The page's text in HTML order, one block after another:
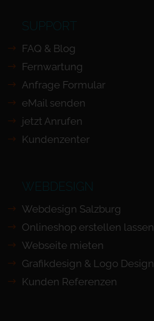
SUPPORT
FAQ & Blog
Fernwartung
Anfrage Formular
eMail senden
jetzt Anrufen
Kundenzenter
WEBDESIGN
Webdesign Salzburg
Onlineshop erstellen lassen
Webseite mieten
Grafikdesign & Logo Design
Kunden Referenzen